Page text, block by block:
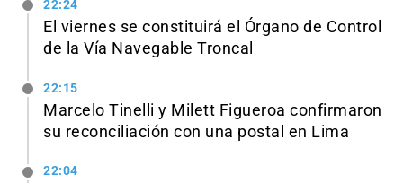
22:24
El viernes se constituirá el Órgano de Control
de la Vía Navegable Troncal
22:15
Marcelo Tinelli y Milett Figueroa confirmaron
su reconciliación con una postal en Lima
22:04